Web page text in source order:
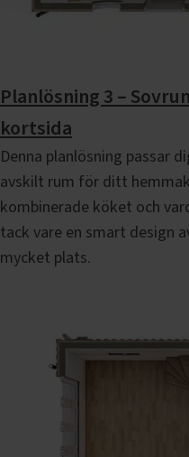
Planlösning 3 –
kortsida
Denna planlösning passar
avskilt rum för ditt
kombinerade köket och
tack vare en smart design
mycket plats.